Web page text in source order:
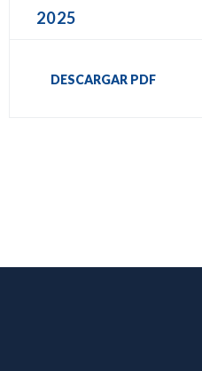
2025
DESCARGAR PDF